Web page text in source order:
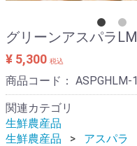
グリーンアスパラ
¥ 5,300 税込
商品コード： ASPGHLM-
関連カテゴリ
生鮮農産品
生鮮農産品
アスパラ